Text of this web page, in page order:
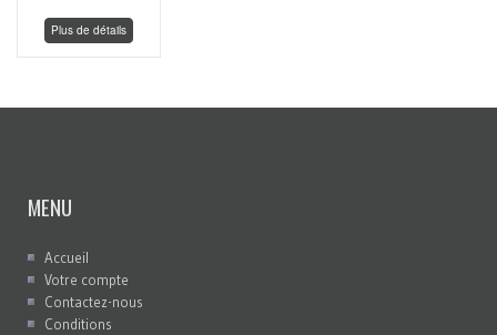
Plus de détails
MENU
Accueil
Votre compte
Contactez-nous
Conditions